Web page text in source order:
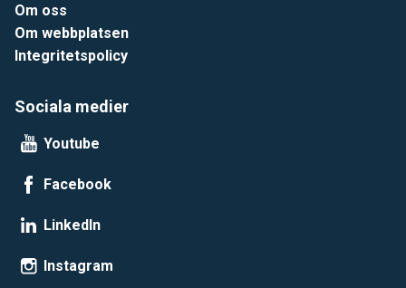
Om oss
Om webbplatsen
Integritetspolicy
Sociala medier
Youtube
Facebook
LinkedIn
Instagram